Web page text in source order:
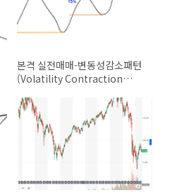
본격 실전매매-변동성감소패턴
(Volatility Contraction